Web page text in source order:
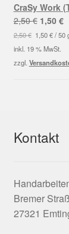
CraSy Work
2,50€
Preis
war:
2,50 €
1,50 €
2,50€ 1,50€/50
inkl. 19 % MwSt.
zzgl.
Kontakt
Bremer
27321